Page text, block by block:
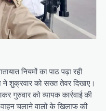
नियमों का पाठ पढ़ा रही
ने शुक्रवार को सख्त तेवर दिखाए।
गुरुवार को व्यापक कार्रवाई की
वाहन चलाने वालों के खिलाफ की